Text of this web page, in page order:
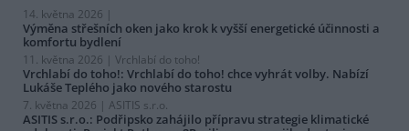
14. května 2026 |
Výměna střešních oken jako krok k vyšší energetické účinnosti a
komfortu bydlení
11. května 2026 | Vrchlabí do toho!
Vrchlabí do toho!: Vrchlabí do toho! chce vyhrát volby. Nabízí
Lukáše Teplého jako nového starostu
7. května 2026 | ASITIS s.r.o.
ASITIS s.r.o.: Podřipsko zahájilo přípravu strategie klimatické